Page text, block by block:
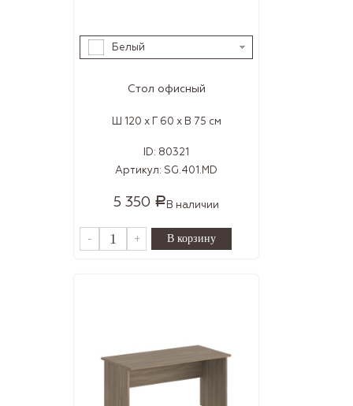
Белый
Стол офисный
Ш 120 x Г 60 x В 75 см
ID: 80321
Артикул: SG.401.MD
5 350 Р В наличии
- +